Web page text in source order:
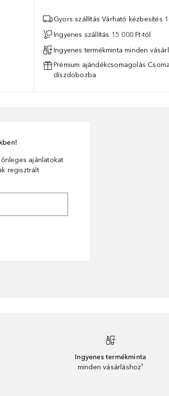
Gyors szállítás Várható kézbesítés
Ingyenes szállítás 15 000 Ft-tól
Ingyenes termékminta minden
Prémium ajándékcsomagolás
díszdobozba
ajánlatokat
regisztrált
Ingyenes termékminta
minden vásárláshoz¹